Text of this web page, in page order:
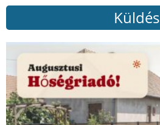
Küldés